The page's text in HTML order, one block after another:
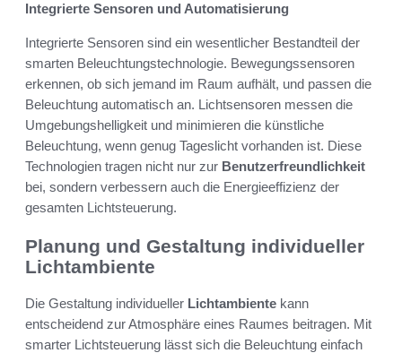
Integrierte Sensoren und Automatisierung
Integrierte Sensoren sind ein wesentlicher Bestandteil der
smarten Beleuchtungstechnologie. Bewegungssensoren
erkennen, ob sich jemand im Raum aufhält, und passen die
Beleuchtung automatisch an. Lichtsensoren messen die
Umgebungshelligkeit und minimieren die künstliche
Beleuchtung, wenn genug Tageslicht vorhanden ist. Diese
Technologien tragen nicht nur zur Benutzerfreundlichkeit
bei, sondern verbessern auch die Energieeffizienz der
gesamten Lichtsteuerung.
Planung und Gestaltung individueller
Lichtambiente
Die Gestaltung individueller Lichtambiente kann
entscheidend zur Atmosphäre eines Raumes beitragen. Mit
smarter Lichtsteuerung lässt sich die Beleuchtung einfach